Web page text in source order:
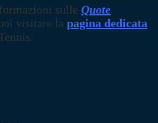
sulle Quote
visitare la pagina dedicata